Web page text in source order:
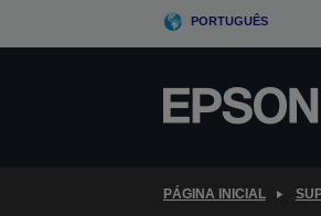
PORTUGUÊS
PÁGINA INICIAL